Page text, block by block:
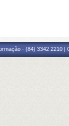
- (84) 3342